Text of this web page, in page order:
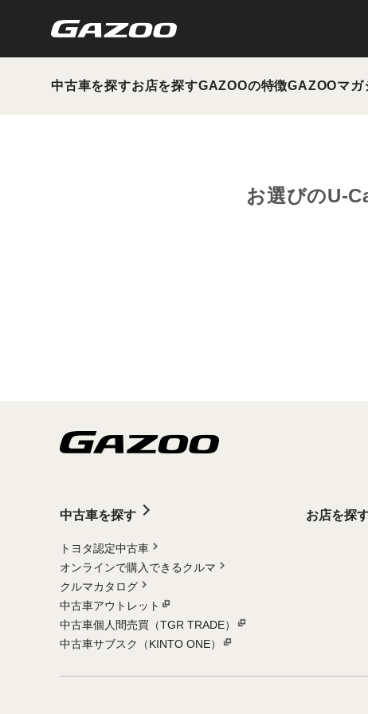
中古車を探すお店を探すGAZOOの特徴GAZOOマガ
お選びのU-
中古車を探す
トヨタ認定中古車
オンラインで購入できるクルマ
クルマカタログ
中古車アウトレット
中古車個人間売買（TGR TRADE）
中古車サブスク（KINTO ONE）
お店を探